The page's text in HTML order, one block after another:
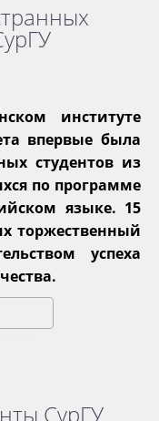
институте
впервые была
студентов из
по программе
языке. 15
торжественный
успеха
СурГУ